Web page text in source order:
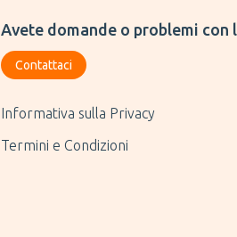
Avete domande o problemi con
Contattaci
Informativa sulla Privacy
Termini e Condizioni